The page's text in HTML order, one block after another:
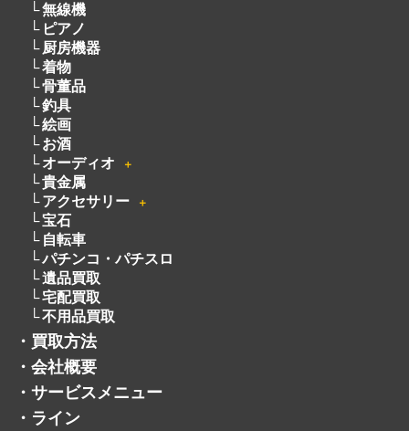
無線機
ピアノ
厨房機器
着物
骨董品
釣具
絵画
お酒
オーディオ
＋
貴金属
アクセサリー
＋
宝石
自転車
パチンコ・パチスロ
遺品買取
宅配買取
不用品買取
・ 買取方法
・ 会社概要
・ サービスメニュー
・ ライン